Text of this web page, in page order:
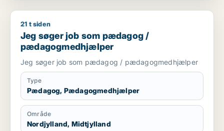
Jeg søger job som pædagog / pædagogmedhjælper
21 t siden
Jeg søger job som pædagog /
pædagogmedhjælper
Jeg søger job som pædagog / pædagogmedhjælper
Type
Pædagog, Pædagogmedhjælper
Område
Nordjylland, Midtjylland